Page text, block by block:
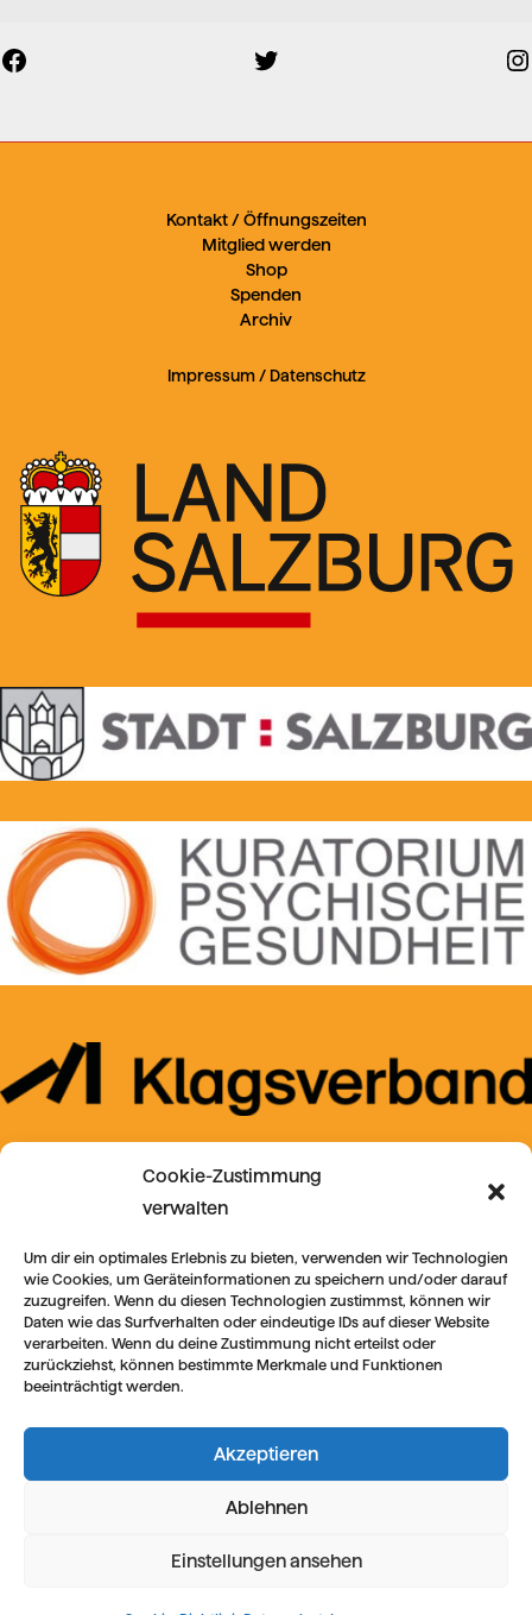
Cookie-Zustimmung
verwalten
Um dir ein optimales Erlebnis zu bieten, verwenden wir Technologien
wie Cookies, um Geräteinformationen zu speichern und/oder darauf
zuzugreifen. Wenn du diesen Technologien zustimmst, können wir
Daten wie das Surfverhalten oder eindeutige IDs auf dieser Website
verarbeiten. Wenn du deine Zustimmung nicht erteilst oder
zurückziehst, können bestimmte Merkmale und Funktionen
beeinträchtigt werden.
Akzeptieren
Ablehnen
Einstellungen ansehen
Kontakt / Öffnungszeiten
Mitglied werden
Shop
Spenden
Archiv
Impressum/ Datenschutz